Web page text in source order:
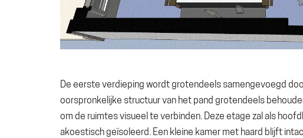
De eerste verdieping wordt grotendeels samengevoegd
oorspronkelijke structuur van het pand grotendeels
om de ruimtes visueel te verbinden. Deze etage zal als
akoestisch geïsoleerd. Een kleine kamer met haard blijft